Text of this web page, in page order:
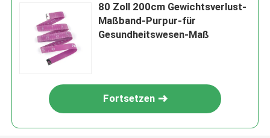
80 Zoll 200cm Gewichtsverlust-
Maßband-Purpur-für
Gesundheitswesen-Maß
Fortsetzen